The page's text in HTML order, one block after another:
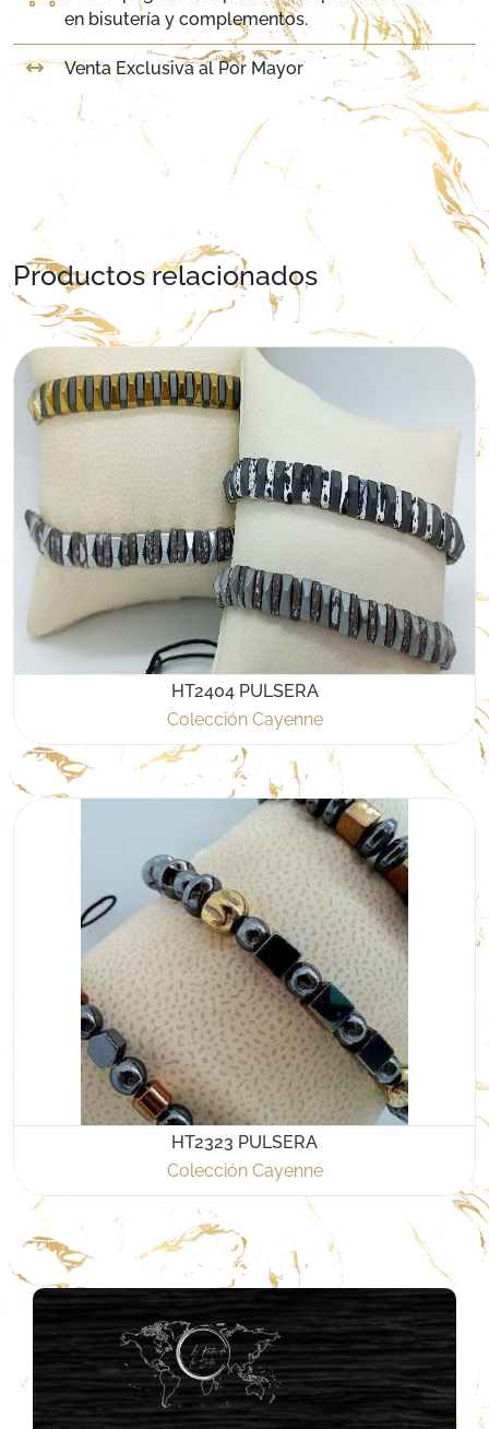
en bisutería y complementos.
Venta Exclusiva al Por Mayor
Productos relacionados
HT2404 PULSERA
Colección Cayenne
HT2323 PULSERA
Colección Cayenne